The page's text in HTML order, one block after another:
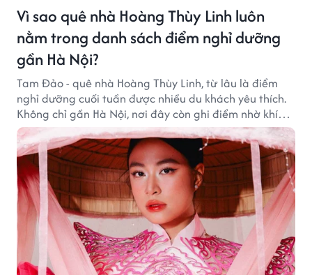
Vì sao quê nhà Hoàng Thùy Linh luôn
nằm trong danh sách điểm nghỉ dưỡng
gần Hà Nội?
Tam Đảo - quê nhà Hoàng Thùy Linh, từ lâu là điểm
nghỉ dưỡng cuối tuần được nhiều du khách yêu thích.
Không chỉ gần Hà Nội, nơi đây còn ghi điểm nhờ khí
hậu mát mẻ, cảnh sắc thơ mộng và không gian yên
bình giữa núi rừng.